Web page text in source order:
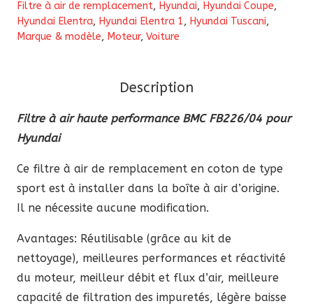
à
air
haute
pour
Hyundai
Filtre à air de remplacement, Hyundai, Hyundai Coupe,
Hyundai Elentra, Hyundai Elentra 1, Hyundai Tuscani,
Marque & modèle, Moteur, Voiture
Description
Filtre à air haute performance BMC FB226/04 pour
Hyundai
Ce filtre à air de remplacement en coton de type
sport est à installer dans la boîte à air d’origine.
Il ne nécessite aucune modification.
Avantages: Réutilisable (grâce au kit de
nettoyage), meilleures performances et réactivité
du moteur, meilleur débit et flux d’air, meilleure
capacité de filtration des impuretés, légère baisse